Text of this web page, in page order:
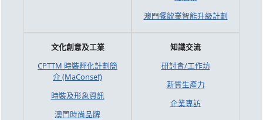
澳門餐飲業智能升級計劃
文化創意及工業
CPTTM 時裝孵化計劃簡
介 (MaConsef)
時裝及形象資訊
澳門時尚品牌
知識交流
研討會/工作坊
新質生產力
企業專訪